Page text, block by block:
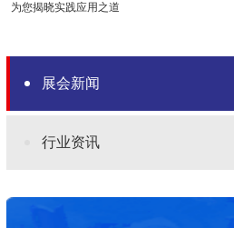
为您揭晓实践应用之道
展会新闻
行业资讯